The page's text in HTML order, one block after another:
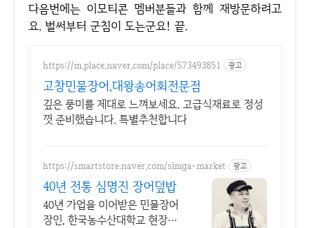
다음번에는 이모티콘 멤버분들과 함께 재방문하려고
요. 벌써부터 군침이 도는군요! 끝.
https://m.place.naver.com/place/573493851 광고
고창민물장어,대왕송어회전문점
깊은 풍미를 제대로 느껴보세요. 고급식재료로 정성
껏 준비했습니다. 특별추천합니다
https://smartstore.naver.com/simga-market 광고
40년 전통 심명진 장어덮밥
40년 가업을 이어받은 민물장어
장인, 한국농수산대학교 현장교